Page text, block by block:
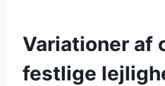
Variationer
festlige